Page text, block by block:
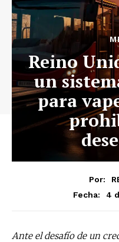
Reino
un
para
Por:
Fecha:
4
Ante el desafío de un